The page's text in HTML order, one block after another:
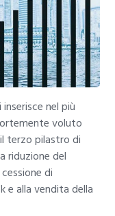
nel più
voluto
terzo pilastro di
riduzione del
di
e alla vendita della